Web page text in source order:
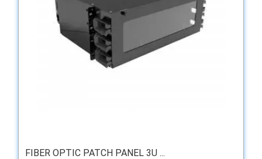
FIBER OPTIC PATCH PANEL 3U ...